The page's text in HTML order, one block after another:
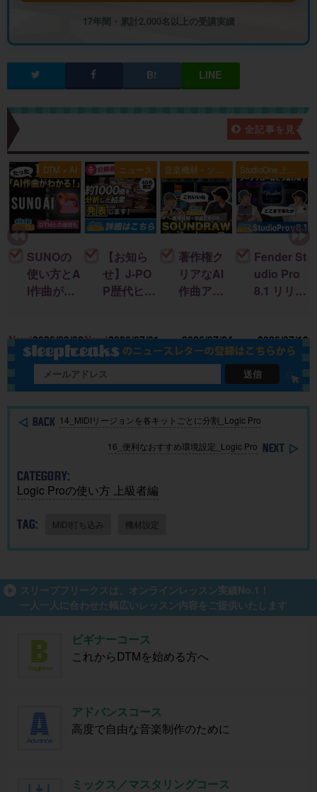
17年間・累計2,000名以上の受講実績
新着記事一覧 全記事を見る
DTM × AI
SUNOの
使い方とA
I作曲がわ
に生成AI
を取り入
れる基本
ガイド
New!2026/08/02
ニュース
【お知ら
せ】J-PO
P歴代ヒッ
析”する公
開収録イ
ベント開
催
New!2026/07/31
音楽機材・ソフ
ト
著作権ク
リアなAI
作曲アプ
Grid」｜M
ac・iOSで
単に作
成！
2026/07/24
StudioOne 上級
者編
Fender St
udio Pro
8.1 リリー
点まとめ
2026/07/19
送信
14_MIDIリージョンを各キットごとに分割_Logic Pro
16_便利なおすすめ環境設定_Logic Pro
CATEGORY:
Logic Proの使い方 上級者編
TAG: MIDI打ち込み 機材設定
スリープフリークスは、オンラインレッスン実績No.1！
一人一人に合わせた幅広いレッスン内容をご提供いたします
ビギナーコース
これからDTMを始める方へ
アドバンスコース
高度で自由な音楽制作のために
ミックス／マスタリングコース